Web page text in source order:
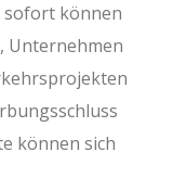
sofort können
Unternehmen
können sich